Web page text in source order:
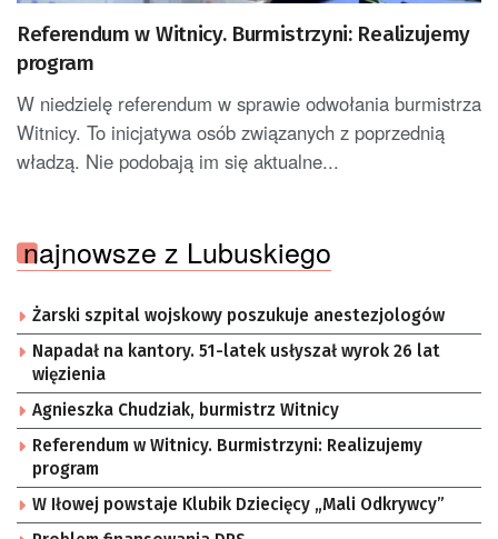
Referendum w Witnicy. Burmistrzyni: Realizujemy
program
W niedzielę referendum w sprawie odwołania burmistrza
Witnicy. To inicjatywa osób związanych z poprzednią
władzą. Nie podobają im się aktualne...
najnowsze z Lubuskiego
Żarski szpital wojskowy poszukuje anestezjologów
Napadał na kantory. 51-latek usłyszał wyrok 26 lat
więzienia
Agnieszka Chudziak, burmistrz Witnicy
Referendum w Witnicy. Burmistrzyni: Realizujemy
program
W Iłowej powstaje Klubik Dziecięcy „Mali Odkrywcy”